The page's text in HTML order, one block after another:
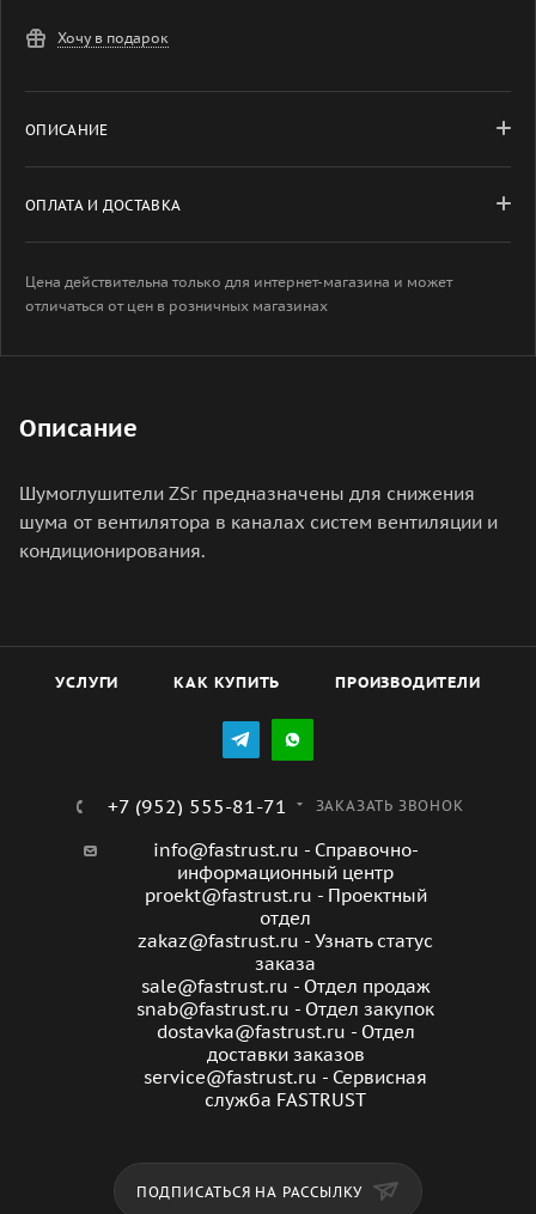
Хочу в подарок
ОПИСАНИЕ
ОПЛАТА И ДОСТАВКА
Цена действительна только для интернет-магазина и может
отличаться от цен в розничных магазинах
Описание
Шумоглушители ZSr предназначены для снижения
шума от вентилятора в каналах систем вентиляции и
кондиционирования.
УСЛУГИ КАК КУПИТЬ ПРОИЗВОДИТЕЛИ
+7 (952) 555-81-71 ЗАКАЗАТЬ ЗВОНОК
info@fastrust.ru - Справочно-
информационный центр
proekt@fastrust.ru - Проектный
отдел
zakaz@fastrust.ru - Узнать статус
заказа
sale@fastrust.ru - Отдел продаж
snab@fastrust.ru - Отдел закупок
dostavka@fastrust.ru - Отдел
доставки заказов
service@fastrust.ru - Сервисная
служба FASTRUST
ПОДПИСАТЬСЯ НА РАССЫЛКУ